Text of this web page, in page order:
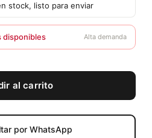
stock, listo para enviar
disponibles Alta demanda
al carrito
por WhatsApp